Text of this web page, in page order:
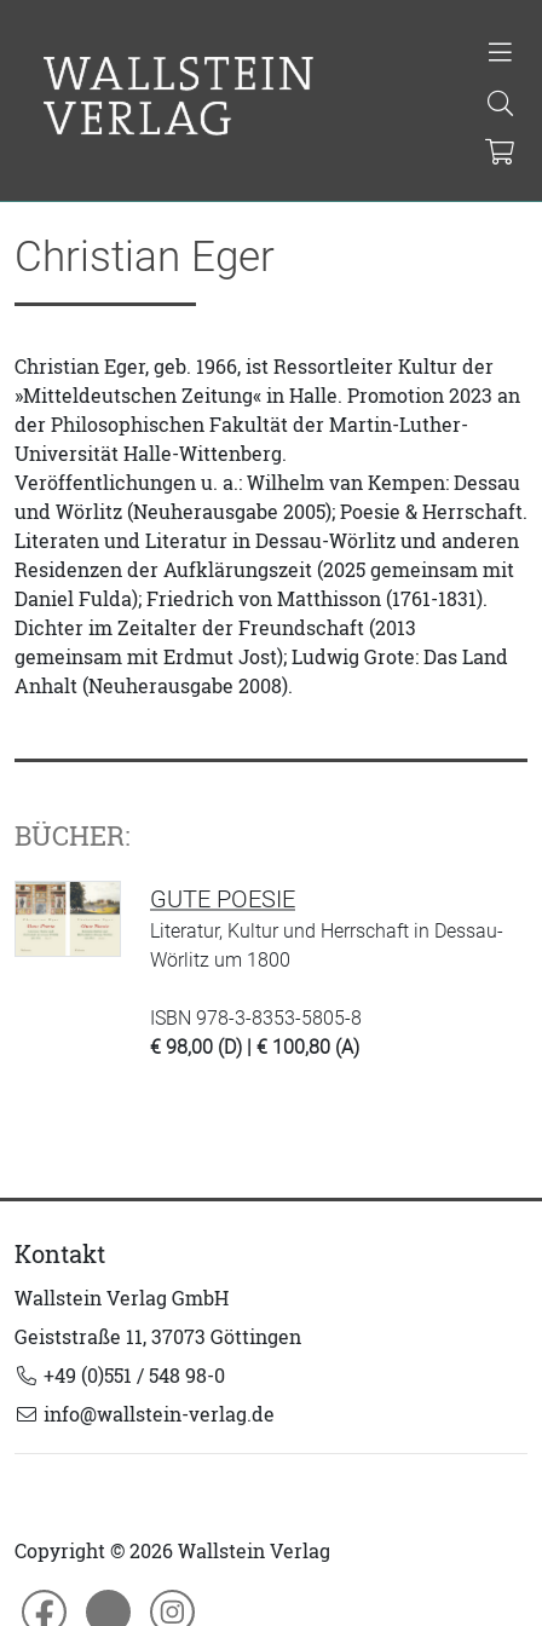
Christian Eger
Christian Eger, geb. 1966, ist Ressortleiter Kultur der
»Mitteldeutschen Zeitung« in Halle. Promotion 2023 an
der Philosophischen Fakultät der Martin-Luther-
Universität Halle-Wittenberg.
Veröffentlichungen u. a.: Wilhelm van Kempen: Dessau
und Wörlitz (Neuherausgabe 2005); Poesie & Herrschaft.
Literaten und Literatur in Dessau-Wörlitz und anderen
Residenzen der Aufklärungszeit (2025 gemeinsam mit
Daniel Fulda); Friedrich von Matthisson (1761-1831).
Dichter im Zeitalter der Freundschaft (2013
gemeinsam mit Erdmut Jost); Ludwig Grote: Das Land
Anhalt (Neuherausgabe 2008).
BÜCHER:
GUTE POESIE
Literatur, Kultur und Herrschaft in Dessau-
Wörlitz um 1800
ISBN 978-3-8353-5805-8
€ 98,00 (D) | € 100,80 (A)
Kontakt
Wallstein Verlag GmbH
Geiststraße 11, 37073 Göttingen
+49 (0)551 / 548 98-0
info@wallstein-verlag.de
Copyright © 2026 Wallstein Verlag